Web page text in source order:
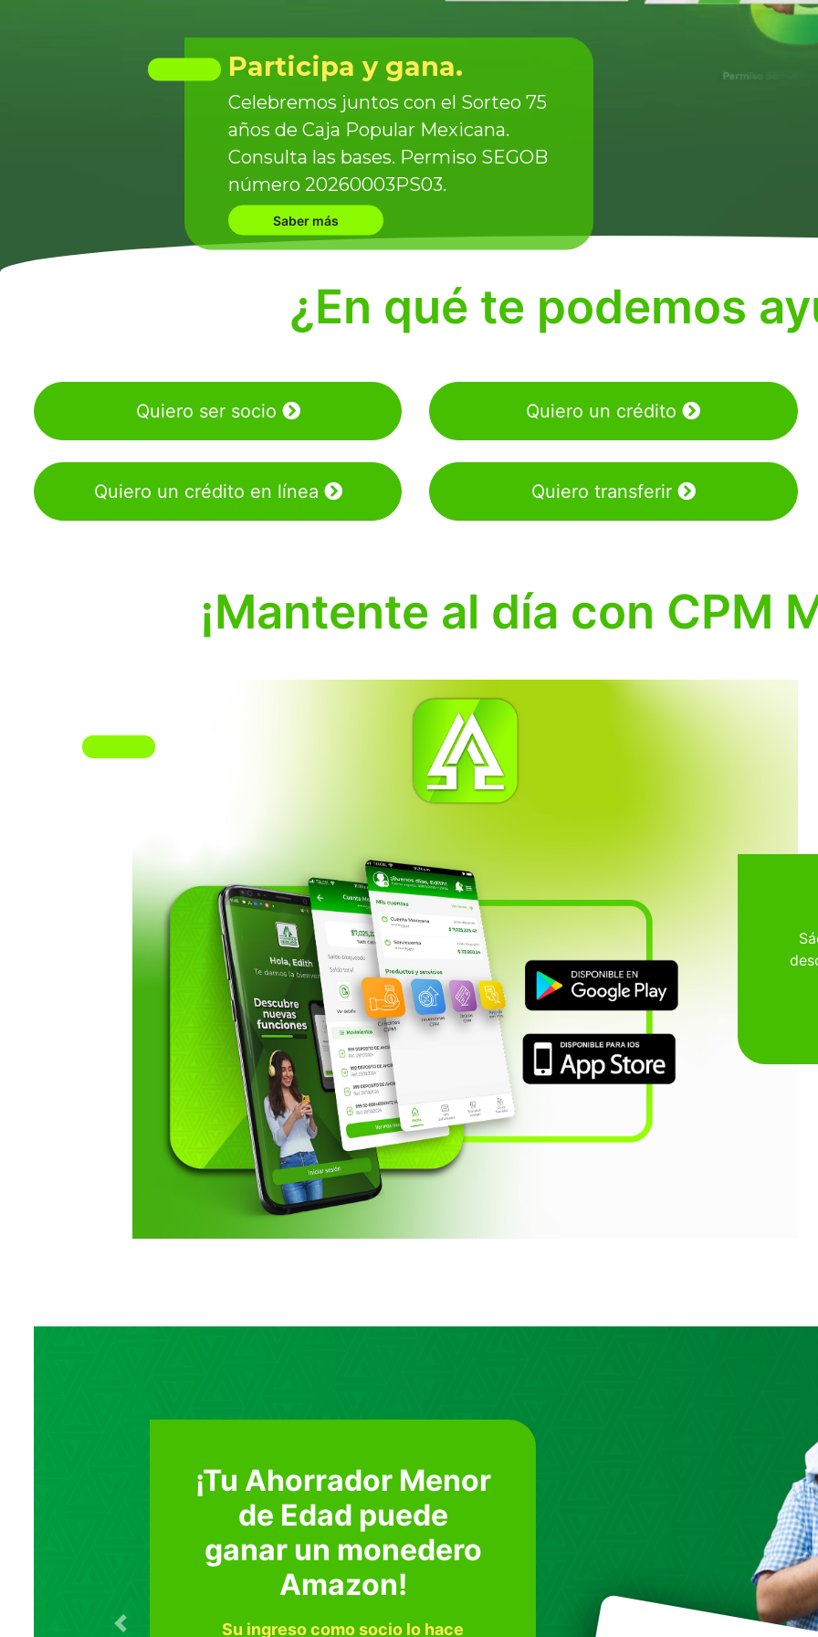
Participa y gana.
Celebremos juntos con el Sorteo 75
años de Caja Popular Mexicana.
Consulta las bases. Permiso SEGOB
número 20260003PS03.
Saber más
¿En qué te podemos
Quiero ser socio Quiero un crédito
Quiero un crédito en línea Quiero transferir
¡Mantente al día con CPM
Sorteo 75 años CPM
¡Participa y gana!
Previous